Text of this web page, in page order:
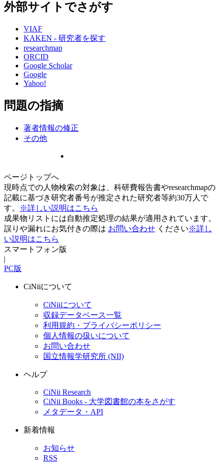
外部サイトでさがす
VIAF
KAKEN - 研究者を探す
researchmap
ORCID
Google Scholar
Google
Yahoo!
問題の指摘
著者情報の修正
その他
ページトップへ
現時点での人物検索の対象は、科研費報告書やresearchmapの
記載に基づき研究者番号が推定された研究者等約30万人で
す。
※詳しい説明はこちら
成果物リストには自動推定処理の結果が適用されています。
誤りや漏れにお気付きの際は お問い合わせ ください※詳し
い説明はこちら
スマートフォン版
|
PC版
CiNiiについて
CiNiiについて
収録データベース一覧
利用規約・プライバシーポリシー
個人情報の扱いについて
お問い合わせ
国立情報学研究所 (NII)
ヘルプ
CiNii Research
CiNii Books - 大学図書館の本をさがす
メタデータ・API
新着情報
お知らせ
RSS